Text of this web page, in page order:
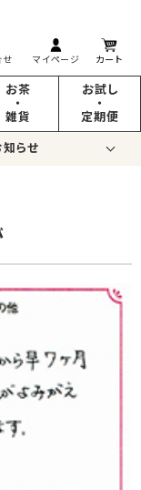
せ マイページ カート
お茶
・
雑貨
お試し
・
定期便
らせ